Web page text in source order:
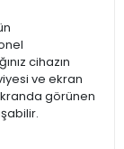
cihazın
ve ekran
görünen